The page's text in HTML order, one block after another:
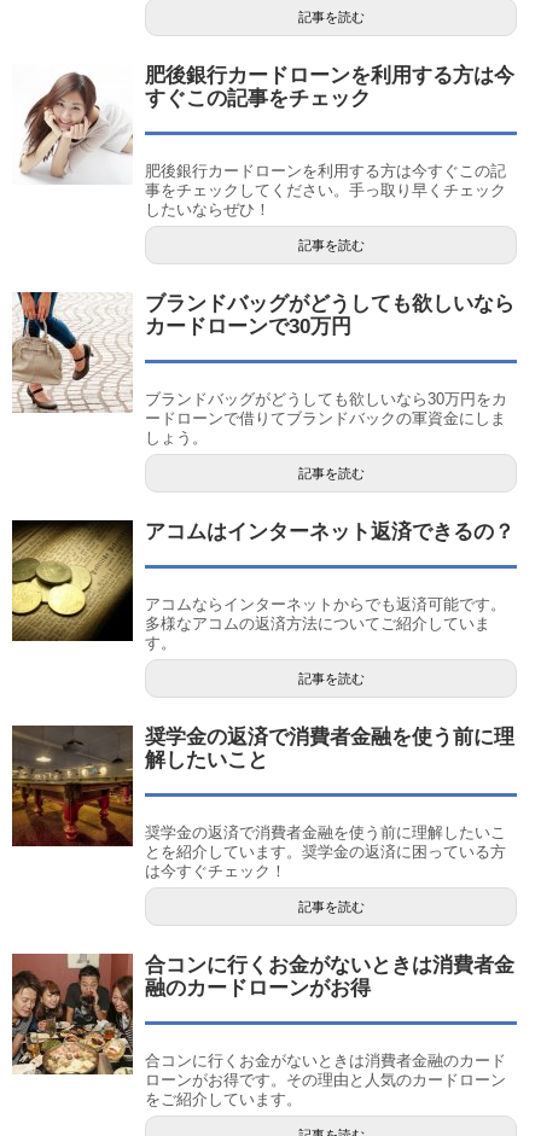
記事を読む
肥後銀行カードローンを利用する方は今
すぐこの記事をチェック
肥後銀行カードローンを利用する方は今すぐこの記
事をチェックしてください。手っ取り早くチェック
したいならぜひ！
記事を読む
ブランドバッグがどうしても欲しいなら
カードローンで30万円
ブランドバッグがどうしても欲しいなら30万円をカ
ードローンで借りてブランドバックの軍資金にしま
しょう。
記事を読む
アコムはインターネット返済できるの？
アコムならインターネットからでも返済可能です。
多様なアコムの返済方法についてご紹介していま
す。
記事を読む
奨学金の返済で消費者金融を使う前に理
解したいこと
奨学金の返済で消費者金融を使う前に理解したいこ
とを紹介しています。奨学金の返済に困っている方
は今すぐチェック！
記事を読む
合コンに行くお金がないときは消費者金
融のカードローンがお得
合コンに行くお金がないときは消費者金融のカード
ローンがお得です。その理由と人気のカードローン
をご紹介しています。